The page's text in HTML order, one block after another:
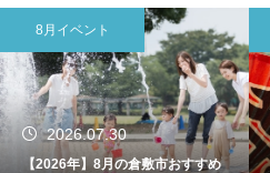
8月イベント
2026.07.30
【2026年】8月の倉敷市おすすめ